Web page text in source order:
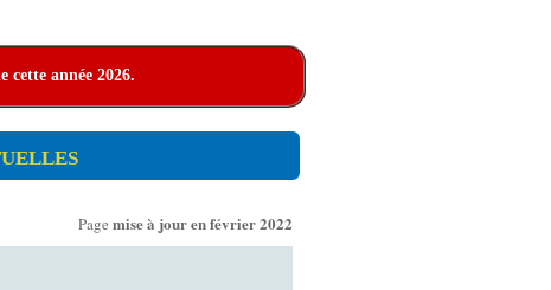
cette année 2026.
Page mise à jour en février 2022